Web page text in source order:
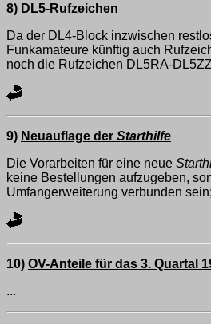
8) DL5-Rufzeichen
Da der DL4-Block inzwischen
Funkamateure künftig auch
noch die Rufzeichen DL5RA-
9) Neuauflage der Starthilfe
Die Vorarbeiten für eine neue
keine Bestellungen aufzugeben,
Umfangerweiterung verbunden
10) OV-Anteile für das 3. Quartal
...